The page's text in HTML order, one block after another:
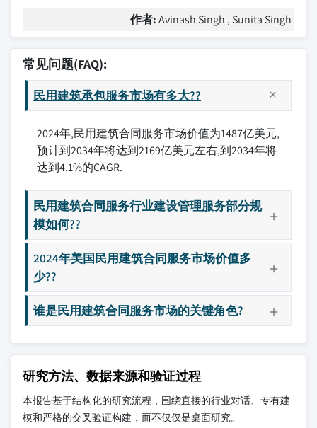
作者:Avinash Singh , Sunita Singh
常见问题(FAQ):
民用建筑承包服务市场有多大??
2024年,民用建筑合同服务市场价值为1487亿美元,
预计到2034年将达到2169亿美元左右,到2034年将
达到4.1%的CAGR.
民用建筑合同服务行业建设管理服务部分规
模如何??
2024年美国民用建筑合同服务市场价值多
少??
谁是民用建筑合同服务市场的关键角色?
研究方法、数据来源和验证过程
本报告基于结构化的研究流程，围绕直接的行业对话、专有建
模和严格的交叉验证构建，而不仅仅是桌面研究。